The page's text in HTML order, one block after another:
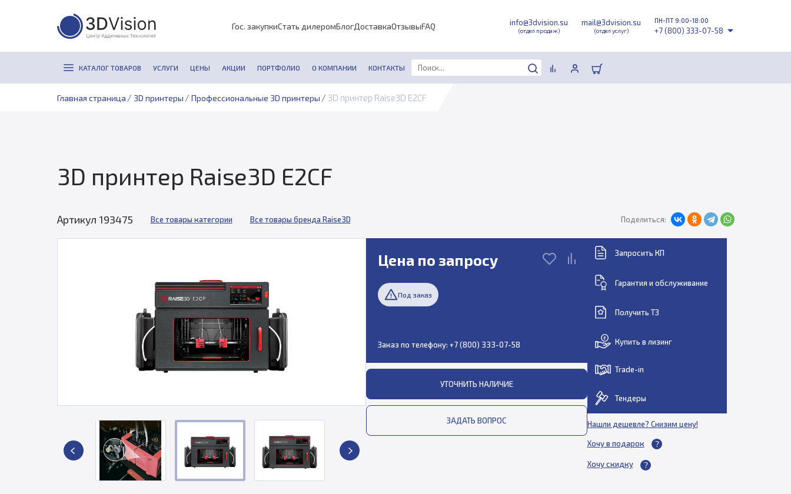
Гос. закупкиСтать дилеромБлогДоставкаОтзывыFAQ info@3dvision.su
(отдел продаж)
mail@3dvision.su
(отдел услуг)
ПН-ПТ 9:00-18:00
+7 (800) 333-07-58
КАТАЛОГ ТОВАРОВ УСЛУГИ ЦЕНЫ АКЦИИ ПОРТФОЛИО О КОМПАНИИ КОНТАКТЫ
Главная страница / 3D принтеры / Профессиональные 3D принтеры / 3D принтер Raise3D E2CF
3D принтер Raise3D E2CF
Артикул 193475 Все товары категории Все товары бренда Raise3D Поделиться:
Цена по запросу
Под заказ
Заказ по телефону: +7 (800) 333-07-58
УТОЧНИТЬ НАЛИЧИЕ
ЗАДАТЬ ВОПРОС
Запросить КП
Гарантия и обслуживание
Получить ТЗ
Купить в лизинг
Trade-in
Тендеры
Нашли дешевле? Снизим цену!
Хочу в подарок
Хочу скидку